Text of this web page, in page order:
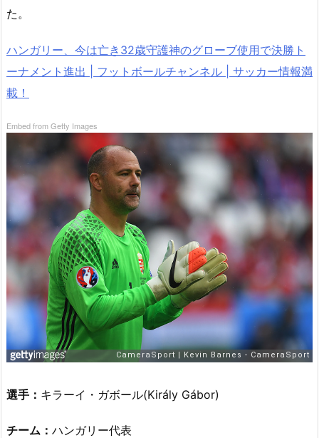
た。
ハンガリー、今は亡き32歳守護神のグローブ使用で決勝ト
ーナメント進出 | フットボールチャンネル | サッカー情報満
載！
Embed from Getty Images
選手： キラーイ・ガボール(Király Gábor)
チーム： ハンガリー代表